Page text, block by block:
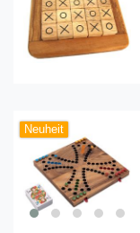
Neuheit